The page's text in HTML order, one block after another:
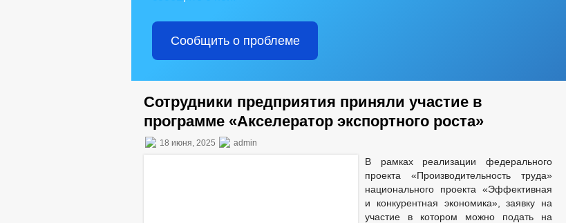
Сообщить о проблеме
Сотрудники предприятия приняли участие в
программе «Акселератор экспортного роста»
18 июня, 2025 admin
В рамках реализации федерального
проекта «Производительность труда»
национального проекта «Эффективная
и конкурентная экономика», заявку на
участие в котором можно подать на